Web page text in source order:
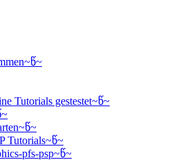
Tutorials gestestet~წ~
Tutorials~წ~
pfs-psp~წ~